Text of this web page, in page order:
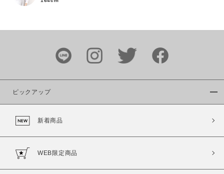
価格
～
商品タイプ
ピックアップ
新着商品
WEB限定商品